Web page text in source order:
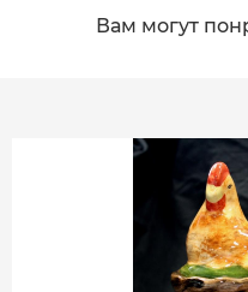
Вам могут